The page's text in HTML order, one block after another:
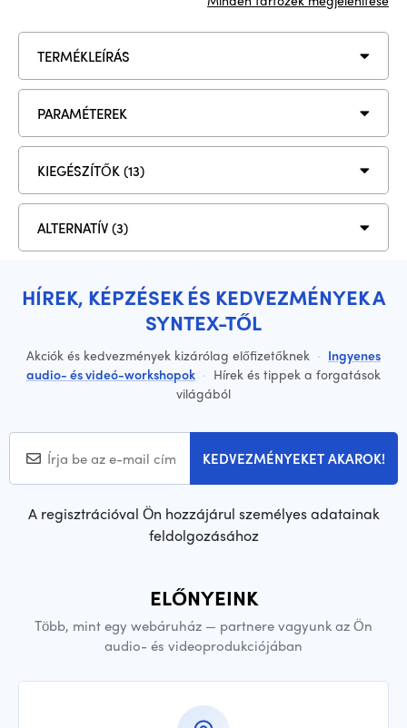
TERMÉKLEÍRÁS
PARAMÉTEREK
KIEGÉSZÍTŐK (13)
ALTERNATÍV (3)
HÍREK, KÉPZÉSEK ÉS KEDVEZMÉNYEK A
SYNTEX-TŐL
Akciók és kedvezmények kizárólag előfizetőknek · Ingyenes
audio- és videó-workshopok · Hírek és tippek a forgatások
világából
KEDVEZMÉNYEKET AKAROK!
A regisztrációval Ön hozzájárul személyes adatainak
feldolgozásához
ELŐNYEINK
Több, mint egy webáruház — partnere vagyunk az Ön
audio- és videoprodukciójában